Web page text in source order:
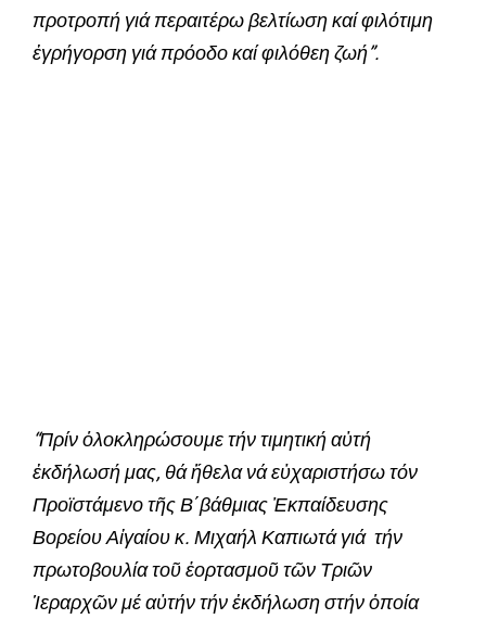
προτροπή γιά περαιτέρω βελτίωση καί φιλότιμη
ἐγρήγορση γιά πρόοδο καί φιλόθεη ζωή”.
“Πρίν ὁλοκληρώσουμε τήν τιμητική αὐτή
ἐκδήλωσή μας, θά ἤθελα νά εὐχαριστήσω τόν
Προϊστάμενο τῆς Β΄βάθμιας Ἐκπαίδευσης
Βορείου Αἰγαίου κ. Μιχαήλ Καπιωτά γιά τήν
πρωτοβουλία τοῦ ἑορτασμοῦ τῶν Τριῶν
Ἱεραρχῶν μέ αὐτήν τήν ἐκδήλωση στήν ὁποία